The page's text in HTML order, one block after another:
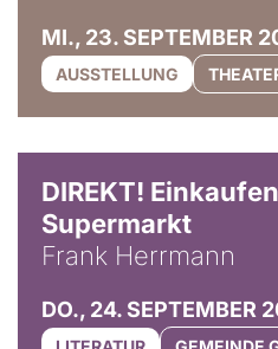
MI., 23. SEPTEMBER
AUSSTELLUNG
DIREKT!
Supermarkt
Frank Herrmann
DO., 24. SEPTEMBER